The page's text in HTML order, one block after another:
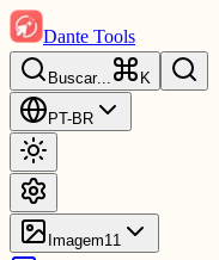
Dante Tools
Buscar... K
PT-BR
Imagem11